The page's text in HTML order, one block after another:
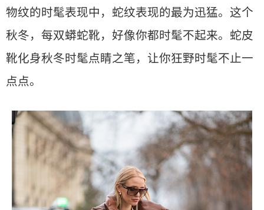
物纹的时髦表现中，蛇纹表现的最为迅猛。这个
秋冬，每双蟒蛇靴，好像你都时髦不起来。蛇皮
靴化身秋冬时髦点睛之笔，让你狂野时髦不止一
点点。